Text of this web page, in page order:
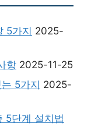
5가지 2025-
항 2025-11-25
5가지 2025-
5단계 설치법